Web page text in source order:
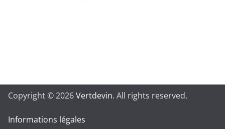
Copyright © 2026Vertdevin. All rights reserved.
Informations légales